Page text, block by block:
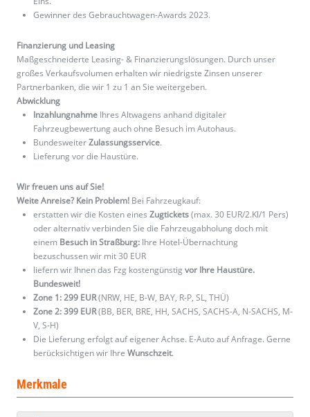
Gewinner des Gebrauchtwagen-Awards 2023.
Finanzierung und Leasing
Maßgeschneiderte Leasing- & Finanzierungslösungen. Durch unser
großes Verkaufsvolumen erhalten wir niedrigste Zinsen unserer
Partnerbanken, die wir 1 zu 1 an Sie weitergeben.
Abwicklung
Inzahlungnahme Ihres Altwagens anhand digitaler
Fahrzeugbewertung auch ohne Besuch im Autohaus.
BundesweiterZulassungsservice.
Lieferung vor die Haustüre.
Wir freuen uns auf Sie!
Weite Anreise? Kein Problem! Bei Fahrzeugkauf:
erstatten wir die Kosten eines Zugtickets(max. 30 EUR/2.Kl/1 Pers)
oder alternativ verbinden Sie die Fahrzeugabholung doch mit
einem Besuch in Straßburg: Ihre Hotel-Übernachtung
bezuschussen wir mit 30 EUR
liefern wir Ihnen das Fzg kostengünstig vor Ihre Haustüre.
Bundesweit!
Zone 1: 299 EUR(NRW, HE, B-W, BAY, R-P, SL, THÜ)
Zone 2: 399 EUR(BB, BER, BRE, HH, SACHS, SACHS-A, N-SACHS, M-
V, S-H)
Die Lieferung erfolgt auf eigener Achse. E-Auto auf Anfrage. Gerne
berücksichtigen wir Ihre Wunschzeit.
Merkmale